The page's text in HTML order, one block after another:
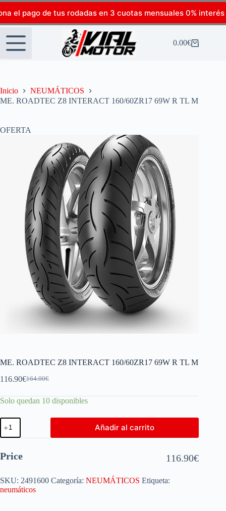
el pago de tus rodadas en 3 cuotas mensuales 0% interés
0.00€
Inicio
NEUMÁTICOS
ME. ROADTEC Z8 INTERACT 160/60ZR17 69W R TL M
OFERTA
ME. ROADTEC Z8 INTERACT 160/60ZR17 69W R TL M
164.00€
116.90€
Solo quedan 10 disponibles
Añadir al carrito
Price 116.90€
SKU: 2491600 Categoría: NEUMÁTICOS Etiqueta:
neumáticos